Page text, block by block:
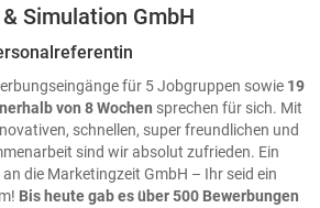
Simulation GmbH
für 5 Jobgruppen sowie 19
von 8 Wochen sprechen für sich. Mit
schnellen, super freundlichen und
sind wir absolut zufrieden. Ein
die Marketingzeit GmbH – Ihr seid ein
Bis heute gab es über 500 Bewerbungen